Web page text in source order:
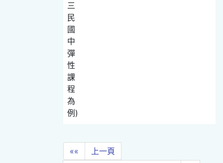
三
民
國
中
彈
性
課
程
為
例)
««
上一頁